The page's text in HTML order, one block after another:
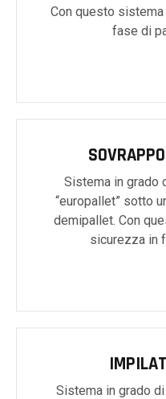
Con questo
fase di
Sistema in grado
“europallet” sotto
demipallet. Con
sicurezza in
Sistema in grado